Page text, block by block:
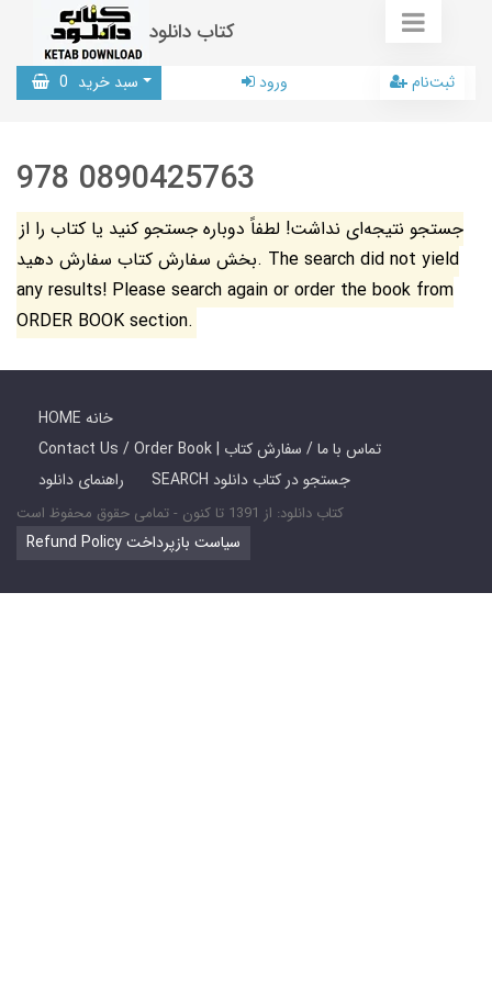
کتاب دانلود
سبد خرید 0 ورود ثبت‌نام
978 0890425763
جستجو نتیجه‌ای نداشت! لطفاً دوباره جستجو کنید یا کتاب را از
بخش سفارش کتاب سفارش دهید. The search did not yield
any results! Please search again or order the book from
ORDER BOOK section.
HOME خانه
Contact Us / Order Book | تماس با ما / سفارش کتاب
راهنمای دانلود
SEARCH جستجو در کتاب دانلود
کتاب دانلود: از 1391 تا کنون - تمامی حقوق محفوظ است
Refund Policy سیاست بازپرداخت